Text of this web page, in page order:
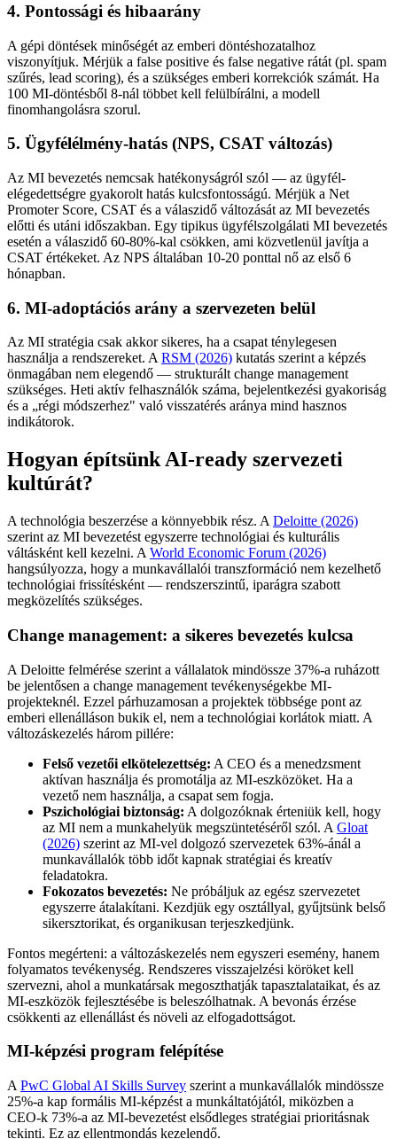
4. Pontossági és hibaarány
A gépi döntések minőségét az emberi döntéshozatalhoz
viszonyítjuk. Mérjük a false positive és false negative rátát (pl. spam
szűrés, lead scoring), és a szükséges emberi korrekciók számát. Ha
100 MI-döntésből 8-nál többet kell felülbírálni, a modell
finomhangolásra szorul.
5. Ügyfélélmény-hatás (NPS, CSAT változás)
Az MI bevezetés nemcsak hatékonyságról szól — az ügyfél-
elégedettségre gyakorolt hatás kulcsfontosságú. Mérjük a Net
Promoter Score, CSAT és a válaszidő változását az MI bevezetés
előtti és utáni időszakban. Egy tipikus ügyfélszolgálati MI bevezetés
esetén a válaszidő 60-80%-kal csökken, ami közvetlenül javítja a
CSAT értékeket. Az NPS általában 10-20 ponttal nő az első 6
hónapban.
6. MI-adoptációs arány a szervezeten belül
Az MI stratégia csak akkor sikeres, ha a csapat ténylegesen
használja a rendszereket. A RSM (2026) kutatás szerint a képzés
önmagában nem elegendő — strukturált change management
szükséges. Heti aktív felhasználók száma, bejelentkezési gyakoriság
és a „régi módszerhez" való visszatérés aránya mind hasznos
indikátorok.
Hogyan építsünk AI-ready szervezeti
kultúrát?
A technológia beszerzése a könnyebbik rész. A Deloitte (2026)
szerint az MI bevezetést egyszerre technológiai és kulturális
váltásként kell kezelni. A World Economic Forum (2026)
hangsúlyozza, hogy a munkavállalói transzformáció nem kezelhető
technológiai frissítésként — rendszerszintű, iparágra szabott
megközelítés szükséges.
Change management: a sikeres bevezetés kulcsa
A Deloitte felmérése szerint a vállalatok mindössze 37%-a ruházott
be jelentősen a change management tevékenységekbe MI-
projekteknél. Ezzel párhuzamosan a projektek többsége pont az
emberi ellenálláson bukik el, nem a technológiai korlátok miatt. A
változáskezelés három pillére:
Felső vezetői elkötelezettség: A CEO és a menedzsment
aktívan használja és promotálja az MI-eszközöket. Ha a
vezető nem használja, a csapat sem fogja.
Pszichológiai biztonság: A dolgozóknak érteniük kell, hogy
az MI nem a munkahelyük megszüntetéséről szól. A Gloat
(2026) szerint az MI-vel dolgozó szervezetek 63%-ánál a
munkavállalók több időt kapnak stratégiai és kreatív
feladatokra.
Fokozatos bevezetés: Ne próbáljuk az egész szervezetet
egyszerre átalakítani. Kezdjük egy osztállyal, gyűjtsünk belső
sikersztorikat, és organikusan terjeszkedjünk.
Fontos megérteni: a változáskezelés nem egyszeri esemény, hanem
folyamatos tevékenység. Rendszeres visszajelzési köröket kell
szervezni, ahol a munkatársak megoszthatják tapasztalataikat, és az
MI-eszközök fejlesztésébe is beleszólhatnak. A bevonás érzése
csökkenti az ellenállást és növeli az elfogadottságot.
MI-képzési program felépítése
A PwC Global AI Skills Survey szerint a munkavállalók mindössze
25%-a kap formális MI-képzést a munkáltatójától, miközben a
CEO-k 73%-a az MI-bevezetést elsődleges stratégiai prioritásnak
tekinti. Ez az ellentmondás kezelendő.